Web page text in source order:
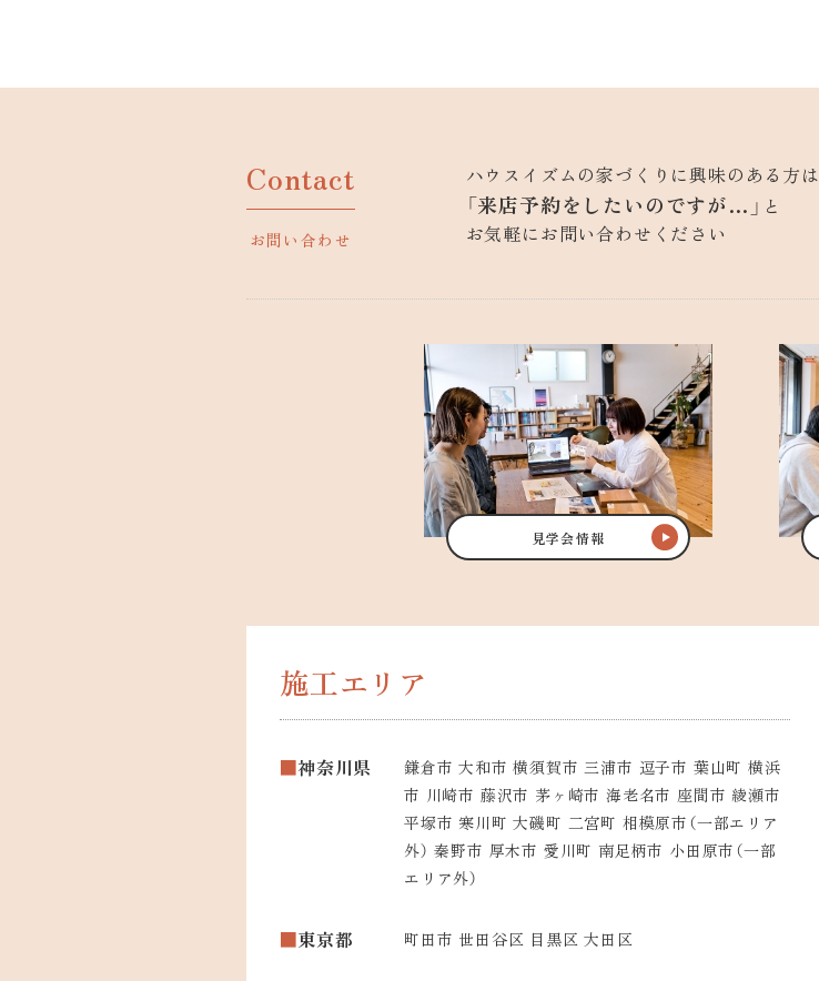
Contact
お問い合わせ
ハウスイズムの家づくりに興味のある方は
「来店予約をしたいのですが…」 と
お気軽にお問い合わせください
見学会情報
施工エリア
神奈川県
鎌倉市 大和市 横須賀市 三浦市 逗子市 葉山町 横浜
市 川崎市 藤沢市 茅ヶ崎市 海老名市 座間市 綾瀬市
平塚市 寒川町 大磯町 二宮町 相模原市（一部エリア
外） 秦野市 厚木市 愛川町 南足柄市 小田原市（一部
エリア外）
東京都 町田市 世田谷区 目黒区 大田区